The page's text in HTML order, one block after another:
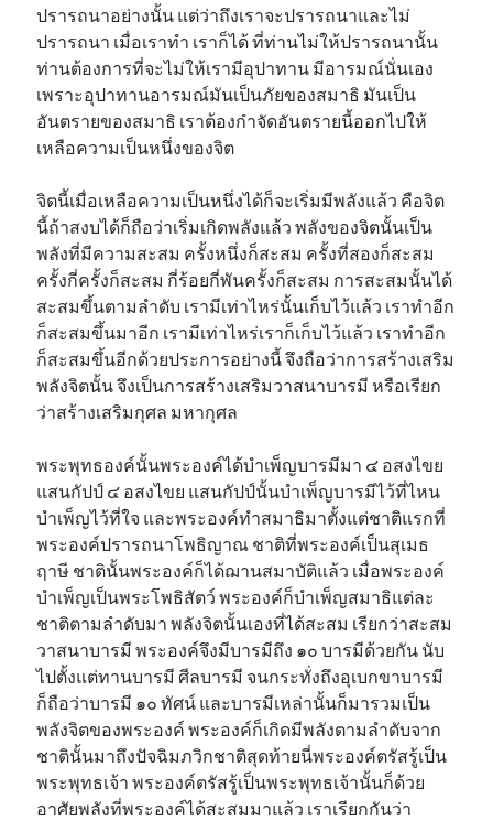
ปรารถนาอย่างนั้น แต่ว่าถึงเราจะปรารถนาและไม่
ปรารถนา เมื่อเราทำ เราก็ได้ ที่ท่านไม่ให้ปรารถนานั้น
ท่านต้องการที่จะไม่ให้เรามีอุปาทาน มีอารมณ์นั่นเอง
เพราะอุปาทานอารมณ์มันเป็นภัยของสมาธิ มันเป็น
อันตรายของสมาธิ เราต้องกำจัดอันตรายนี้ออกไปให้
เหลือความเป็นหนึ่งของจิต
จิตนี้เมื่อเหลือความเป็นหนึ่งได้ก็จะเริ่มมีพลังแล้ว คือจิต
นี้ถ้าสงบได้ก็ถือว่าเริ่มเกิดพลังแล้ว พลังของจิตนั้นเป็น
พลังที่มีความสะสม ครั้งหนึ่งก็สะสม ครั้งที่สองก็สะสม
ครั้งกี่ครั้งก็สะสม กี่ร้อยกี่พันครั้งก็สะสม การสะสมนั้นได้
สะสมขึ้นตามลำดับ เรามีเท่าไหร่นั้นเก็บไว้แล้ว เราทำอีก
ก็สะสมขึ้นมาอีก เรามีเท่าไหร่เราก็เก็บไว้แล้ว เราทำอีก
ก็สะสมขึ้นอีกด้วยประการอย่างนี้ จึงถือว่าการสร้างเสริม
พลังจิตนั้น จึงเป็นการสร้างเสริมวาสนาบารมี หรือเรียก
ว่าสร้างเสริมกุศล มหากุศล
พระพุทธองค์นั้นพระองค์ได้บำเพ็ญบารมีมา ๔ อสงไขย
แสนกัปป์ ๔ อสงไขย แสนกัปป์นั้นบำเพ็ญบารมีไว้ที่ไหน
บำเพ็ญไว้ที่ใจ และพระองค์ทำสมาธิมาตั้งแต่ชาติแรกที่
พระองค์ปรารถนาโพธิญาณ ชาติที่พระองค์เป็นสุเมธ
ฤาษี ชาตินั้นพระองค์ก็ได้ฌานสมาบัติแล้ว เมื่อพระองค์
บำเพ็ญเป็นพระโพธิสัตว์ พระองค์ก็บำเพ็ญสมาธิแต่ละ
ชาติตามลำดับมา พลังจิตนั้นเองที่ได้สะสม เรียกว่าสะสม
วาสนาบารมี พระองค์จึงมีบารมีถึง ๑๐ บารมีด้วยกัน นับ
ไปตั้งแต่ทานบารมี ศีลบารมี จนกระทั่งถึงอุเบกขาบารมี
ก็ถือว่าบารมี ๑๐ ทัศน์ และบารมีเหล่านั้นก็มารวมเป็น
พลังจิตของพระองค์ พระองค์ก็เกิดมีพลังตามลำดับจาก
ชาตินั้นมาถึงปัจฉิมภวิกชาติสุดท้ายนี่พระองค์ตรัสรู้เป็น
พระพุทธเจ้า พระองค์ตรัสรู้เป็นพระพุทธเจ้านั้นก็ด้วย
อาศัยพลังที่พระองค์ได้สะสมมาแล้ว เราเรียกกันว่า